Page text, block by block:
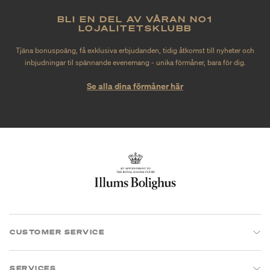
BLI EN DEL AV VÅRAN NO1
LOJALITETSKLUBB
Tjäna bonuspoäng, få exklusiva erbjudanden, tidig åtkomst till nyheter och
inbjudningar til spännande evenemang - unika förmåner, bara för dig.
Se alla dina förmåner här
CUSTOMER SERVICE